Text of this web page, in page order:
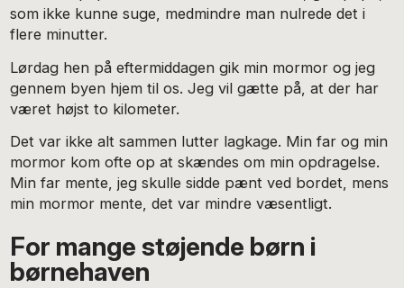
som ikke kunne suge, medmindre man nulrede det i
flere minutter.
Lørdag hen på eftermiddagen gik min mormor og jeg
gennem byen hjem til os. Jeg vil gætte på, at der har
været højst to kilometer.
Det var ikke alt sammen lutter lagkage. Min far og min
mormor kom ofte op at skændes om min opdragelse.
Min far mente, jeg skulle sidde pænt ved bordet, mens
min mormor mente, det var mindre væsentligt.
For mange støjende børn i
børnehaven